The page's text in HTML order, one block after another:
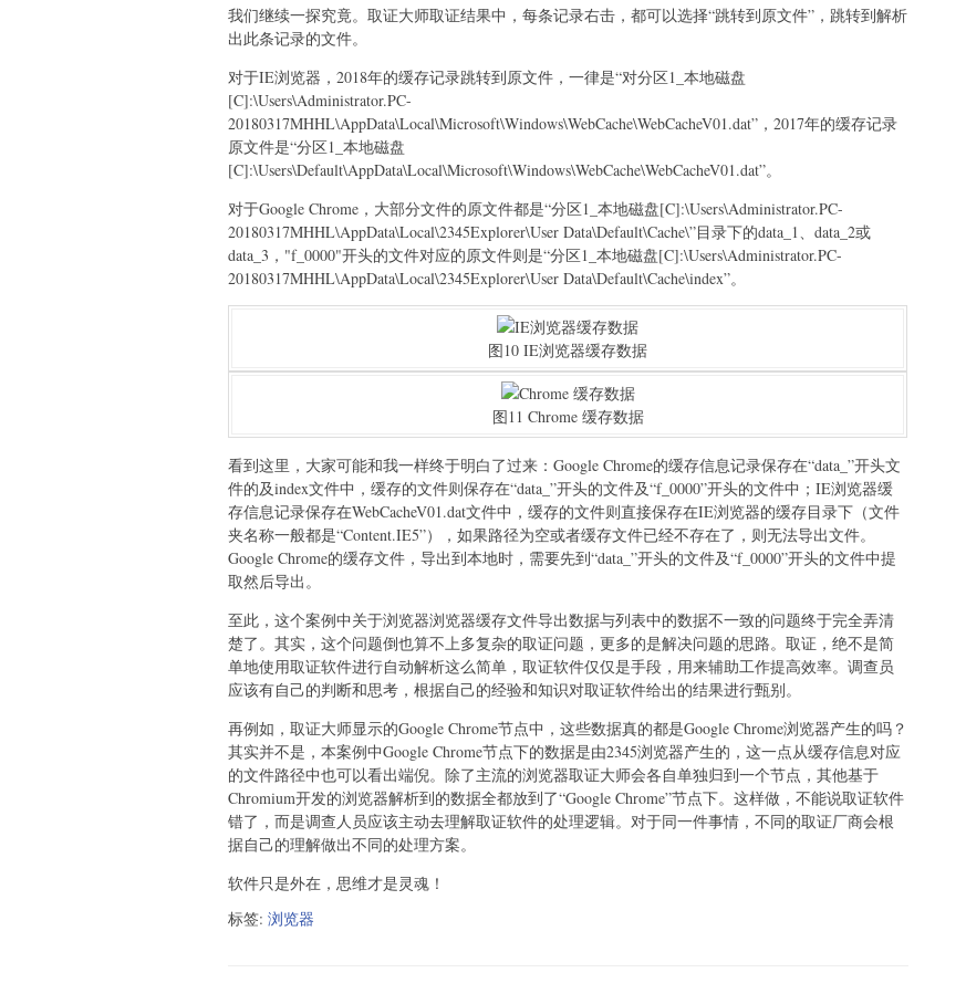
我们继续一探究竟。取证大师取证结果中，每条记录右击，都可以选择“跳转到原文件”，跳转到解析
出此条记录的文件。
对于IE浏览器，2018年的缓存记录跳转到原文件，一律是“对分区1_本地磁盘
[C]:\Users\Administrator.PC-
20180317MHHL\AppData\Local\Microsoft\Windows\WebCache\WebCacheV01.dat”，2017年的缓存记录
原文件是“分区1_本地磁盘
[C]:\Users\Default\AppData\Local\Microsoft\Windows\WebCache\WebCacheV01.dat”。
对于Google Chrome，大部分文件的原文件都是“分区1_本地磁盘[C]:\Users\Administrator.PC-
20180317MHHL\AppData\Local\2345Explorer\User Data\Default\Cache\”目录下的data_1、data_2或
data_3，"f_0000"开头的文件对应的原文件则是“分区1_本地磁盘[C]:\Users\Administrator.PC-
20180317MHHL\AppData\Local\2345Explorer\User Data\Default\Cache\index”。
图10 IE浏览器缓存数据
图11 Chrome 缓存数据
看到这里，大家可能和我一样终于明白了过来：Google Chrome的缓存信息记录保存在“data_”开头文
件的及index文件中，缓存的文件则保存在“data_”开头的文件及“f_0000”开头的文件中；IE浏览器缓
存信息记录保存在WebCacheV01.dat文件中，缓存的文件则直接保存在IE浏览器的缓存目录下（文件
夹名称一般都是“Content.IE5”），如果路径为空或者缓存文件已经不存在了，则无法导出文件。
Google Chrome的缓存文件，导出到本地时，需要先到“data_”开头的文件及“f_0000”开头的文件中提
取然后导出。
至此，这个案例中关于浏览器浏览器缓存文件导出数据与列表中的数据不一致的问题终于完全弄清
楚了。其实，这个问题倒也算不上多复杂的取证问题，更多的是解决问题的思路。取证，绝不是简
单地使用取证软件进行自动解析这么简单，取证软件仅仅是手段，用来辅助工作提高效率。调查员
应该有自己的判断和思考，根据自己的经验和知识对取证软件给出的结果进行甄别。
再例如，取证大师显示的Google Chrome节点中，这些数据真的都是Google Chrome浏览器产生的吗？
其实并不是，本案例中Google Chrome节点下的数据是由2345浏览器产生的，这一点从缓存信息对应
的文件路径中也可以看出端倪。除了主流的浏览器取证大师会各自单独归到一个节点，其他基于
Chromium开发的浏览器解析到的数据全都放到了“Google Chrome”节点下。这样做，不能说取证软件
错了，而是调查人员应该主动去理解取证软件的处理逻辑。对于同一件事情，不同的取证厂商会根
据自己的理解做出不同的处理方案。
软件只是外在，思维才是灵魂！
标签: 浏览器